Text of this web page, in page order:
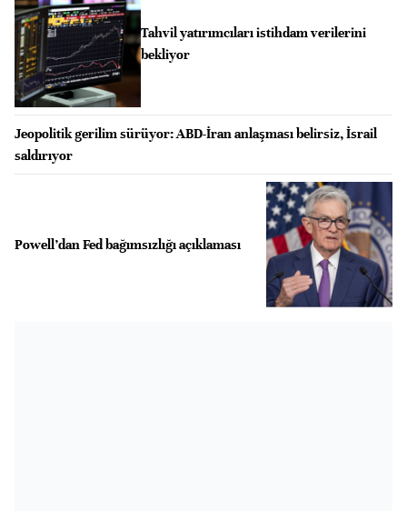
Tahvil yatırımcıları istihdam verilerini
bekliyor
Jeopolitik gerilim sürüyor: ABD-İran anlaşması belirsiz, İsrail
saldırıyor
Powell’dan Fed bağımsızlığı açıklaması